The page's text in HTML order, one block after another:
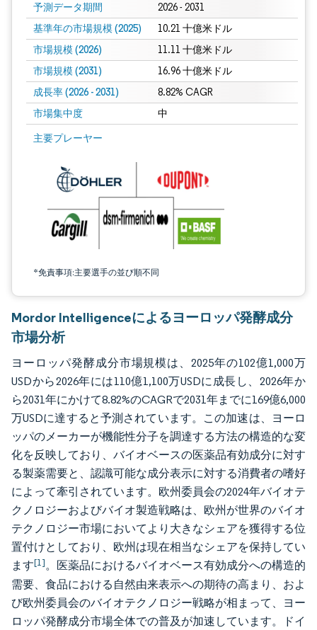
予測データ期間 2026 - 2031
基準年の市場規模 (2025) 10.21 十億米ドル
市場規模 (2026) 11.11 十億米ドル
市場規模 (2031) 16.96 十億米ドル
成長率 (2026 - 2031) 8.82% CAGR
市場集中度 中
主要プレーヤー
*免責事項:主要選手の並び順不同
画像 © Mordor Intelligence。再利用にはCC BY 4.0の表示が必要です。
Mordor Intelligenceによるヨーロッパ発酵成分
市場分析
ヨーロッパ発酵成分市場規模は、2025年の102億1,000万
USDから2026年には110億1,100万USDに成長し、2026年か
ら2031年にかけて8.82%のCAGRで2031年までに169億6,000
万USDに達すると予測されています。この加速は、ヨーロ
ッパのメーカーが機能性分子を調達する方法の構造的な変
化を反映しており、バイオベースの医薬品有効成分に対す
る製薬需要と、認識可能な成分表示に対する消費者の嗜好
によって牽引されています。欧州委員会の2024年バイオテ
クノロジーおよびバイオ製造戦略は、欧州が世界のバイオ
テクノロジー市場においてより大きなシェアを獲得する位
置付けとしており、欧州は現在相当なシェアを保持してい
ます[1]。医薬品におけるバイオベース有効成分への構造的
需要、食品における自然由来表示への期待の高まり、およ
び欧州委員会のバイオテクノロジー戦略が相まって、ヨー
ロッパ発酵成分市場全体での普及が加速しています。ドイ